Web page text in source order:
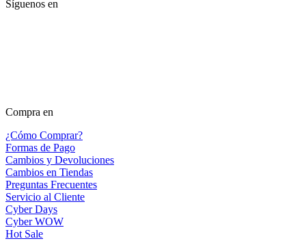
Síguenos en
Compra en
¿Cómo Comprar?
Formas de Pago
Cambios y Devoluciones
Cambios en Tiendas
Preguntas Frecuentes
Servicio al Cliente
Cyber Days
Cyber WOW
Hot Sale